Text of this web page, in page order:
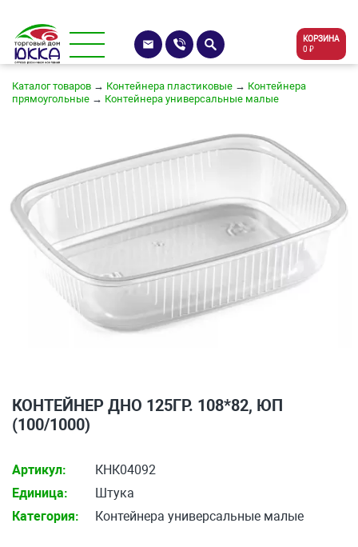
КОРЗИНА
0 ₽
Каталог товаров → Контейнера пластиковые → Контейнера
прямоугольные → Контейнера универсальные малые
КОНТЕЙНЕР ДНО 125ГР. 108*82, ЮП
(100/1000)
Артикул:
КНК04092
Единица:
Штука
Категория:
Контейнера универсальные малые